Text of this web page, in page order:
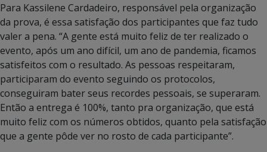
Para Kassilene Cardadeiro, responsável pela organização
da prova, é essa satisfação dos participantes que faz tudo
valer a pena. “A gente está muito feliz de ter realizado o
evento, após um ano difícil, um ano de pandemia, ficamos
satisfeitos com o resultado. As pessoas respeitaram,
participaram do evento seguindo os protocolos,
conseguiram bater seus recordes pessoais, se superaram.
Então a entrega é 100%, tanto pra organização, que está
muito feliz com os números obtidos, quanto pela satisfação
que a gente pôde ver no rosto de cada participante”.